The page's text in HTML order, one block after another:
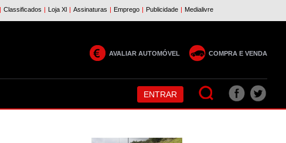
AVALIAR AUTOMÓVEL COMPRA E VENDA
ENTRAR